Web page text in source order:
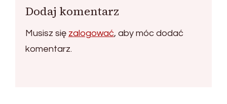
Dodaj komentarz
Musisz się zalogować, aby móc dodać
komentarz.